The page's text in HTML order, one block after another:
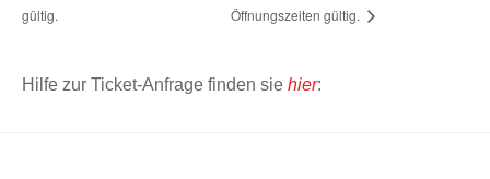
gültig.
Öffnungszeiten gültig.
Hilfe zur Ticket-Anfrage finden sie hier: